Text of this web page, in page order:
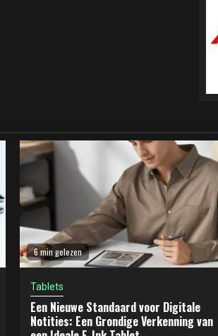
6 min gelezen
Tablets
Een Nieuwe Standaard voor Digitale
Notities: Een Grondige Verkenning van